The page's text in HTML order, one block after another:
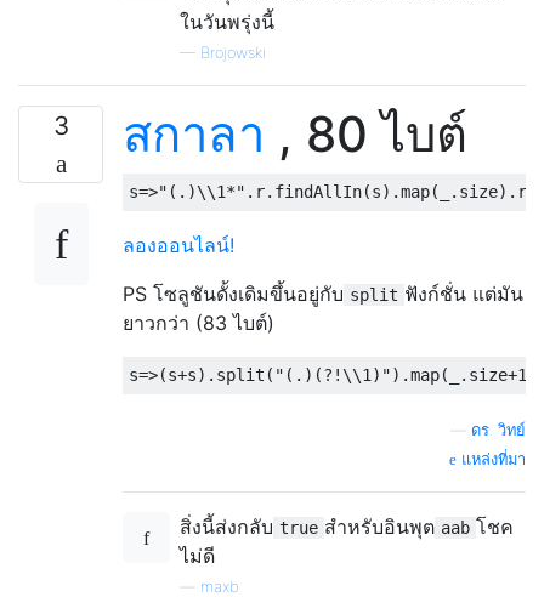
ในวันพรุ่งนี้
— Brojowski
3 สกาลา , 80 ไบต์
s=>"(.)\\1*" . r. findAllIn(s).map( . size).
ลองออนไลน์!
PS โซลูชันดั้งเดิมขึ้นอยู่กับ split ฟังก์ชั่น แต่มัน
ยาวกว่า (83 ไบต์)
s=>(s+s). split ( "(.)(?!\\1)").map( . size+1
ดร. วิทย์
แหล่งที่มา
สิ่งนี้ส่งกลับ true สำหรับอินพุต aab โชค
ไม่ดี
maxb